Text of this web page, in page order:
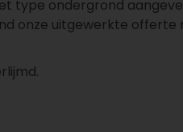
type ondergrond
onze uitgewerkte offerte